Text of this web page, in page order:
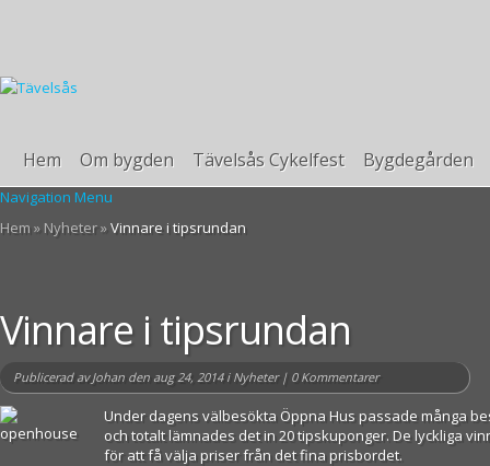
Hem Om bygden Tävelsås Cykelfest Bygdegården
Navigation Menu
Hem » Nyheter»Vinnare i tipsrundan
Vinnare i tipsrundan
Publicerad avJohan den aug 24, 2014 i Nyheter| 0 Kommentarer
Under dagens välbesökta Öppna Hus passade många
och totalt lämnades det in 20 tipskuponger. De lyckliga
för att få välja priser från det fina prisbordet.